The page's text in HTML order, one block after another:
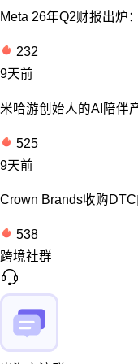
Meta 26年Q2财报出炉
232
9天前
米哈游创始人的AI陪伴
525
9天前
Crown Brands收购
538
跨境社群